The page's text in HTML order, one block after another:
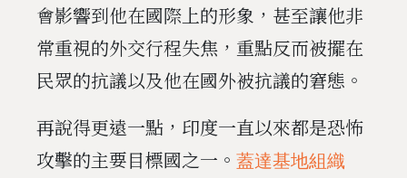
會影響到他在國際上的形象，甚至讓他非
常重視的外交行程失焦，重點反而被擺在
民眾的抗議以及他在國外被抗議的窘態。
再說得更遠一點，印度一直以來都是恐怖
攻擊的主要目標國之一。 蓋達基地組織